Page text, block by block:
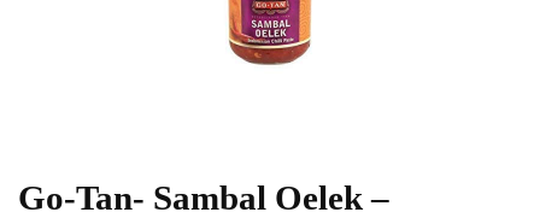
Go-Tan- Sambal Oelek –